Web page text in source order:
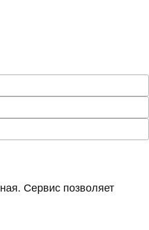
Сервис позволяет